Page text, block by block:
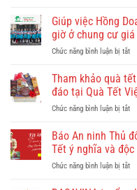
có
gì
vu
phá
Quy
Giúp việc Hồng
giờ ở chung cư
Chức năng bình luận bị tắtở
–
ty
giúp
Tham khảo quà
đáo tại Quà Tết
Chức năng bình luận bị tắtở
tết
cao
Báo An ninh Thủ
Tết ý nghĩa và độc
Chức năng bình luận bị tắtở